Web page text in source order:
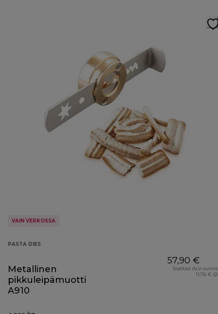
VAIN VERKOSSA
PASTA DIES
Metallinen
pikkuleipämuotti
A910
57,90 €
Sisältää ALV-
11,76 €